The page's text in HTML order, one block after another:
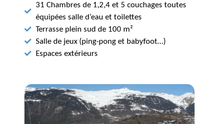
31 Chambres de 1,2,4 et 5 couchages toutes
équipées salle d’eau et toilettes
Terrasse plein sud de 100 m²
Salle de jeux (ping-pong et babyfoot…)
Espaces extérieurs